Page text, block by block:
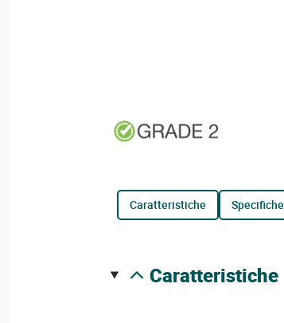
caratteristiche specifiche
caratteristiche